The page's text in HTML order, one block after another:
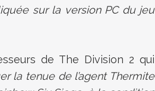
sur la version PC du jeu
de The Division 2 qui
la tenue de l’agent Thermite